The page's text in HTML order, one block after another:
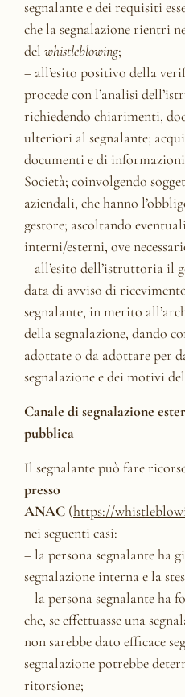
segnalante e dei requisiti
che la segnalazione rientri
del whistleblowing;
– all’esito positivo della
procede con l’analisi
richiedendo chiarimenti,
ulteriori al segnalante;
documenti e di
Società; coinvolgendo
aziendali, che hanno
gestore; ascoltando
interni/esterni, ove
– all’esito dell’istruttoria il
data di avviso di
segnalante, in merito
della segnalazione, dando
adottate o da adottare per
segnalazione e dei motivi
Canale di segnalazione
pubblica
Il segnalante può fare
presso
ANAC (https://
nei seguenti casi:
– la persona segnalante ha
segnalazione interna e la
– la persona segnalante
che, se effettuasse una
non sarebbe dato efficace
segnalazione potrebbe
ritorsione;